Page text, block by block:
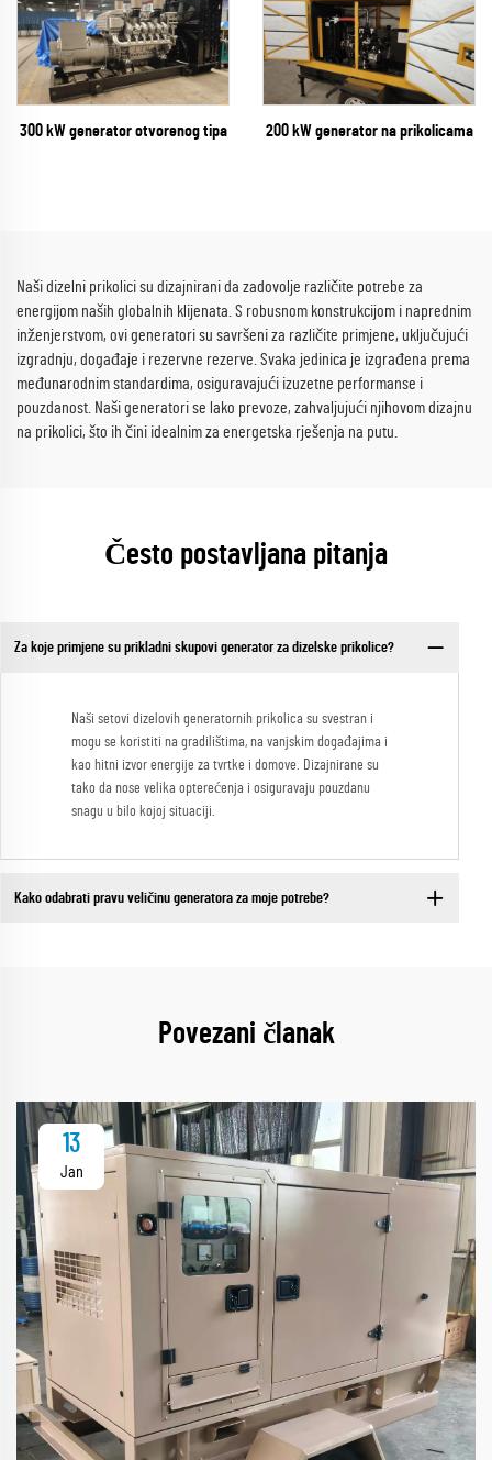
300 kW generator otvorenog tipa 200 kW generator na prikolicama
Naši dizelni prikolici su dizajnirani da zadovolje različite potrebe za
energijom naših globalnih klijenata. S robusnom konstrukcijom i naprednim
inženjerstvom, ovi generatori su savršeni za različite primjene, uključujući
izgradnju, događaje i rezervne rezerve. Svaka jedinica je izgrađena prema
međunarodnim standardima, osiguravajući izuzetne performanse i
pouzdanost. Naši generatori se lako prevoze, zahvaljujući njihovom dizajnu
na prikolici, što ih čini idealnim za energetska rješenja na putu.
Često postavljana pitanja
Za koje primjene su prikladni skupovi generator za dizelske prikolice?
Naši setovi dizelovih generatornih prikolica su svestran i
mogu se koristiti na gradilištima, na vanjskim događajima i
kao hitni izvor energije za tvrtke i domove. Dizajnirane su
tako da nose velika opterećenja i osiguravaju pouzdanu
snagu u bilo kojoj situaciji.
Kako odabrati pravu veličinu generatora za moje potrebe?
Povezani članak
13
Jan